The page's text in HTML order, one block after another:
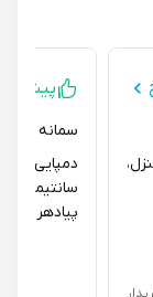
پیشنهاد
سمانه هاشم
سانتیمتری،
پیادهروی